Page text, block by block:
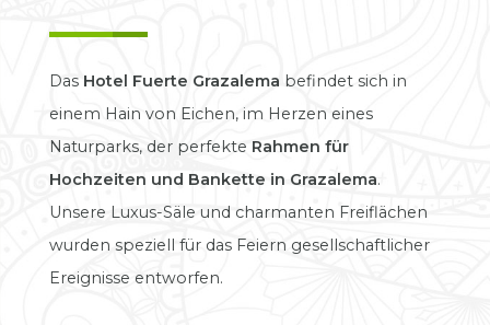
Das Hotel Fuerte Grazalema befindet sich in
einem Hain von Eichen, im Herzen eines
Naturparks, der perfekte Rahmen für
Hochzeiten und Bankette in Grazalema.
Unsere Luxus-Säle und charmanten Freiflächen
wurden speziell für das Feiern gesellschaftlicher
Ereignisse entworfen.